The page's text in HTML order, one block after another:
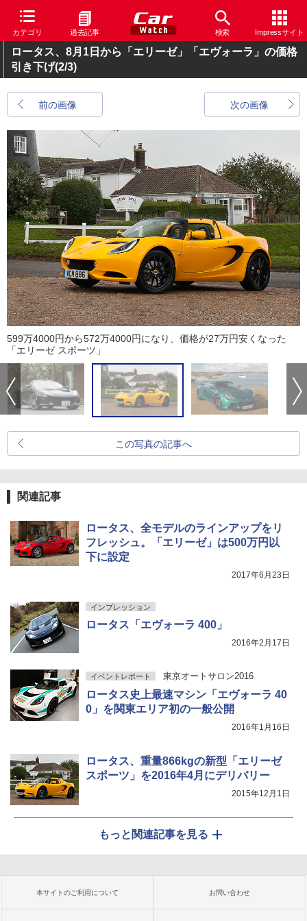
カテゴリ 過去記事 検索 Impressサイト
ロータス、8月1日から「エリーゼ」「エヴォーラ」の価格
引き下げ(2/3)
前の画像 次の画像
599万4000円から572万4000円になり、価格が27万円安くなった
「エリーゼ スポーツ」
この写真の記事へ
関連記事
ロータス、全モデルのラインアップをリ
フレッシュ。「エリーゼ」は500万円以
下に設定
2017年6月23日
インプレッション
ロータス「エヴォーラ 400」
2016年2月17日
イベントレポート 東京オートサロン2016
ロータス史上最速マシン「エヴォーラ 40
0」を関東エリア初の一般公開
2016年1月16日
ロータス、重量866kgの新型「エリーゼ
スポーツ」を2016年4月にデリバリー
2015年12月1日
もっと関連記事を見る
本サイトのご利用について お問い合わせ